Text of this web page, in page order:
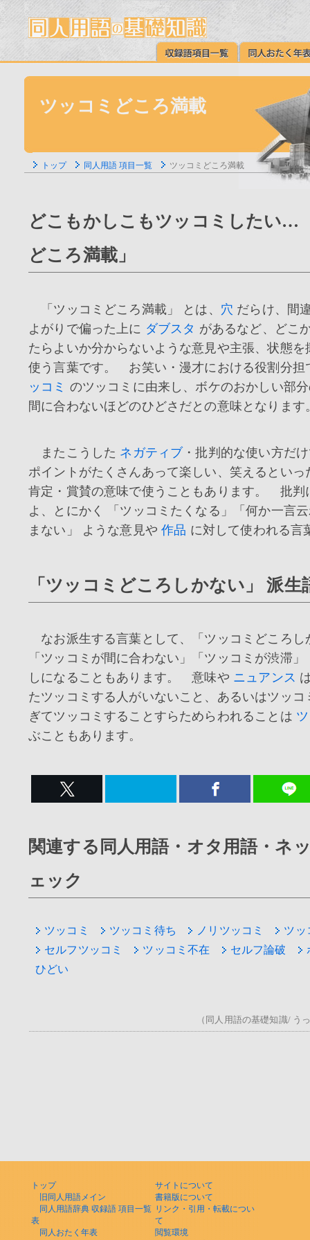
ツッコミどころ満載
トップ 同人用語 項目一覧 ツッコミどころ満載
どこもかしこもツッコミしたい…
どころ満載」
「ツッコミどころ満載」 とは、 穴 だらけ、間
よがりで偏った上に ダブスタ があるなど、どこ
たらよいか分からないような意見や主張、状態を
使う言葉です。 お笑い・漫才における役割分
ッコミ のツッコミに由来し、ボケのおかしい部
間に合わないほどのひどさだとの意味となります
またこうした ネガティブ・批判的な使い方だ
ポイントがたくさんあって楽しい、笑えるとい
肯定・賞賛の意味で使うこともあります。 批判
よ、とにかく 「ツッコミたくなる」「何か一言
まない」 ような意見や作品 に対して使われる言
「ツッコミどころしかない」 派生
なお派生する言葉として、「ツッコミどころし
「ツッコミが間に合わない」「ツッコミが渋滞
しになることもあります。 意味や ニュアンス
たツッコミする人がいないこと、あるいはツッコ
ぎてツッコミすることすらためらわれることは
ぶこともあります。
関連する同人用語・オタ用語・ネ
ェック
ツッコミ ツッコミ待ち ノリツッコミ
ツッ
セルフツッコミ
ツッコミ不在 セルフ論破
ひどい
（同人用語の基礎知識/ う
トップ
旧同人用語メイン
同人用語辞典 収録語 項目一覧
表
同人おたく年表
サイトについて
書籍版について
リンク・引用・転載につい
て
閲覧環境